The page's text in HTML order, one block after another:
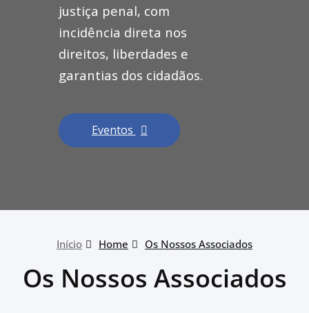
justiça penal, com
incidência direta nos
direitos, liberdades e
garantias dos cidadãos.
Eventos
Início Home Os Nossos Associados
Os Nossos Associados